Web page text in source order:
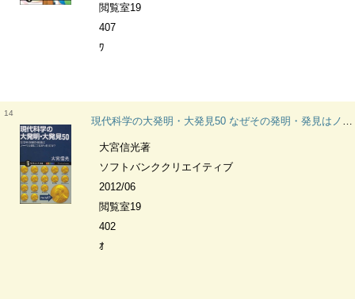
閲覧室19
407
ﾜ
14
現代科学の大発明・大発見50 なぜその発明・発見はノーベル賞につながったのか? サイエンス・アイ新書 SIS-244 科学
大宮信光著
ソフトバンククリエイティブ
2012/06
閲覧室19
402
ｵ